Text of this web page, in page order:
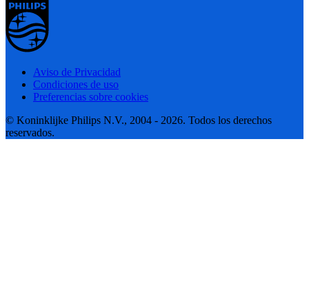
Aviso de Privacidad
Condiciones de uso
Preferencias sobre cookies
© Koninklijke Philips N.V., 2004 - 2026. Todos los derechos
reservados.